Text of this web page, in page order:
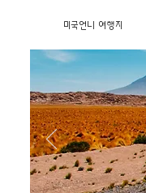
미국언니 여행지